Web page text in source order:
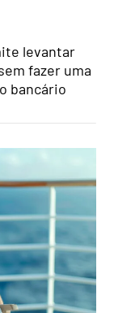
levantar
fazer uma
bancário